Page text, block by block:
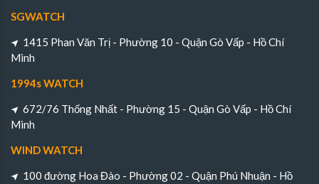
SGWATCH
1415 Phan Văn Trị - Phường 10 - Quận Gò Vấp - Hồ Chí
Minh
1994s WATCH
672/76 Thống Nhất - Phường 15 - Quận Gò Vấp - Hồ Chí
Minh
WIND WATCH
100 đường Hoa Đào - Phường 02 - Quận Phú Nhuận - Hồ